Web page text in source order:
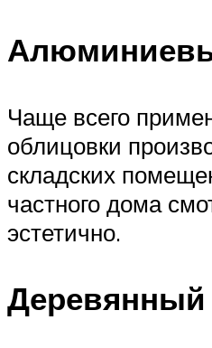
Чаще всего
облицовки
складских
частного дома
эстетично.
Деревянный